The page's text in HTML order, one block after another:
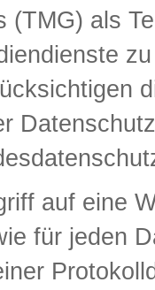
(TMG) als
auf eine
für jeden